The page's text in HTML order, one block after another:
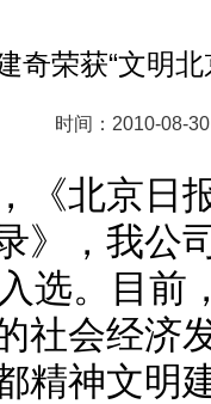
奇荣获“文明
时间：2010-08-30
《北京日
》，我公
选。目
社会经济
精神文明